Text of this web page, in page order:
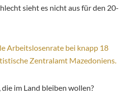
sieht es nicht aus für den 20-
Arbeitslosenrate bei knapp 18
Zentralamt Mazedoniens.
im Land bleiben wollen?